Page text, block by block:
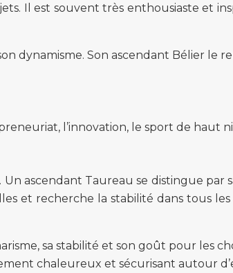
Il est souvent très enthousiaste et
dynamisme. Son ascendant Bélier le
l’innovation, le sport de haut
ascendant Taureau se distingue par
et recherche la stabilité dans tous les
sa stabilité et son goût pour les
chaleureux et sécurisant autour